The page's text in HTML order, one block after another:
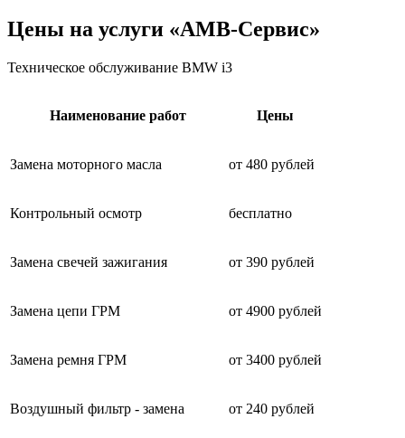
Цены на услуги «АМВ-Сервис»
Техническое обслуживание BMW i3
Наименование работ Цены
Замена моторного масла от 480 рублей
Контрольный осмотр бесплатно
Замена свечей зажигания от 390 рублей
Замена цепи ГРМ от 4900 рублей
Замена ремня ГРМ от 3400 рублей
Воздушный фильтр - замена от 240 рублей